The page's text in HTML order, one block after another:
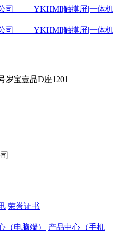
岁宝壹品D座1201
荣誉证书
（电脑端）
产品中心（手机